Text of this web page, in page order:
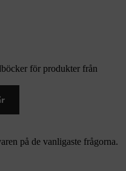
för produkter från
på de vanligaste frågorna.